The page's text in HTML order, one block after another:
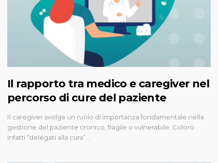
Il rapporto tra medico e caregiver nel
percorso di cure del paziente
Il caregiver svolge un ruolo di importanza fondamentale nella
gestione del paziente cronico, fragile o vulnerabile. Coloro
infatti “delegati alla cura”…